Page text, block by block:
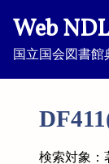
Web
国立国会図書館
検索対象：